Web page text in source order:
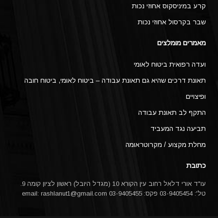
קרע במיניסקוס אחוזי נכות
שבר בקרסול אחוזי נכות
מאמרים מומלצים
ועדה רפואית ביטוח לאומי
תאונת דרכים שהיא גם תאונת עבודה – ביטוח לאומי, ביטוח חובה
ופיצויים
התקף לב תאונת עבודה
תביעה נגד המעביד
מחלת מקצוע / מקרוטראומה
כתובת
טל': 03-9405454 פקס: 03-9405455 email:
rashlanut1@gmail.com